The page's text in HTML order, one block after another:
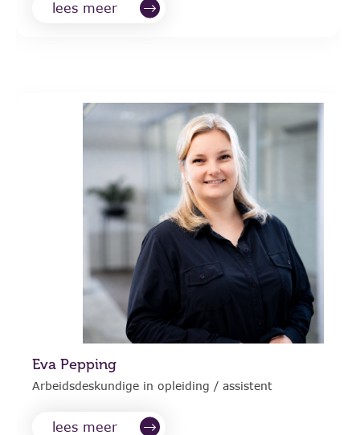
lees meer
Eva Pepping
Arbeidsdeskundige in opleiding / assistent
lees meer